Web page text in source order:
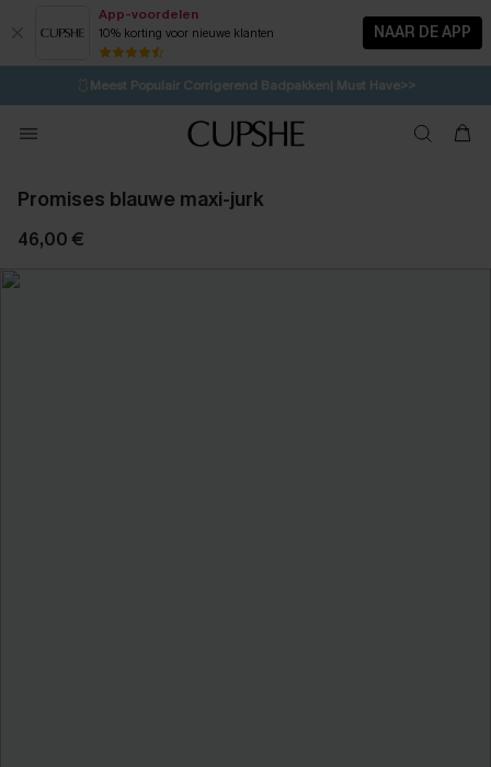
App-voordelen
10% korting voor nieuwe klanten NAAR DE APP
⚡️LAATSTE KANS | Tot 50% korting>>
🩱Meest Populair Corrigerend Badpakken| Must Have>>
💌Abonneer je & ontvang tot 15% korting>>
Koop 3, krijg 15% korting | CODE: SW15 1D:12H:3M:47S
Promises blauwe maxi-jurk
46,00 €